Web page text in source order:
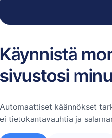
Käynnistä
sivustosi
Automaattiset käännökset
ei tietokantavauhtia ja